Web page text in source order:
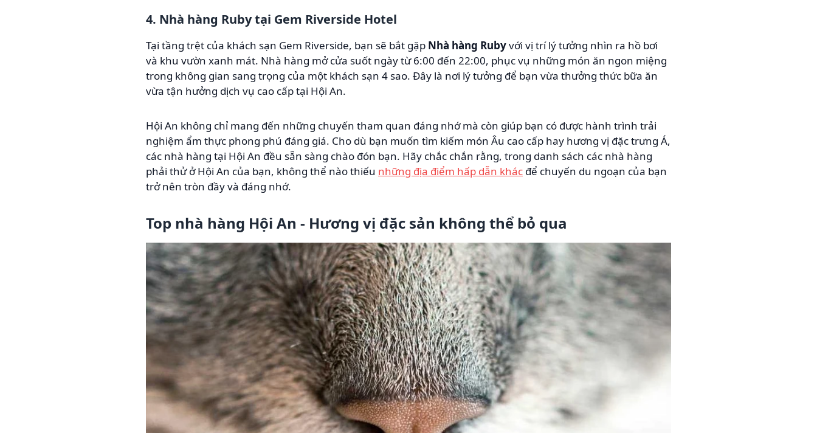
4. Nhà hàng Ruby tại Gem Riverside Hotel
Tại tầng trệt của khách sạn Gem Riverside, bạn sẽ bắt gặp Nhà hàng Rubyvới vị trí lý tưởng nhìn ra hồ bơi
và khu vườn xanh mát. Nhà hàng mở cửa suốt ngày từ 6:00 đến 22:00, phục vụ những món ăn ngon miệng
trong không gian sang trọng của một khách sạn 4 sao. Đây là nơi lý tưởng để bạn vừa thưởng thức bữa ăn
vừa tận hưởng dịch vụ cao cấp tại Hội An.
Hội An không chỉ mang đến những chuyến tham quan đáng nhớ mà còn giúp bạn có được hành trình trải
nghiệm ẩm thực phong phú đáng giá. Cho dù bạn muốn tìm kiếm món Âu cao cấp hay hương vị đặc trưng Á,
các nhà hàng tại Hội An đều sẵn sàng chào đón bạn. Hãy chắc chắn rằng, trong danh sách các nhà hàng
phải thử ở Hội An của bạn, không thể nào thiếu những địa điểm hấp dẫn khác để chuyến du ngoạn của bạn
trở nên tròn đầy và đáng nhớ.
Top nhà hàng Hội An - Hương vị đặc sản không thể bỏ qua